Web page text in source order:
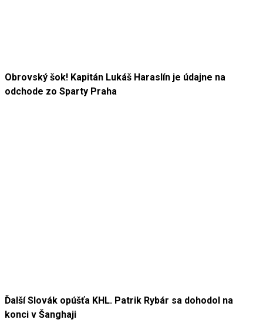
Obrovský šok! Kapitán Lukáš Haraslín je údajne na
odchode zo Sparty Praha
Ďalší Slovák opúšťa KHL. Patrik Rybár sa dohodol na
konci v Šanghaji